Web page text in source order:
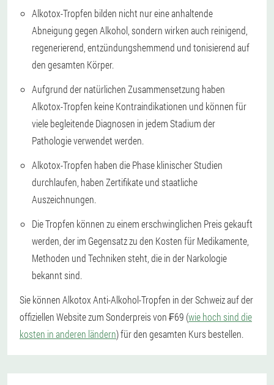
Alkotox-Tropfen bilden nicht nur eine anhaltende
Abneigung gegen Alkohol, sondern wirken auch reinigend,
regenerierend, entzündungshemmend und tonisierend auf
den gesamten Körper.
Aufgrund der natürlichen Zusammensetzung haben
Alkotox-Tropfen keine Kontraindikationen und können für
viele begleitende Diagnosen in jedem Stadium der
Pathologie verwendet werden.
Alkotox-Tropfen haben die Phase klinischer Studien
durchlaufen, haben Zertifikate und staatliche
Auszeichnungen.
Die Tropfen können zu einem erschwinglichen Preis gekauft
werden, der im Gegensatz zu den Kosten für Medikamente,
Methoden und Techniken steht, die in der Narkologie
bekannt sind.
Sie können Alkotox Anti-Alkohol-Tropfen in der Schweiz auf der
offiziellen Website zum Sonderpreis von ₣69 (wie hoch sind die
kosten in anderen ländern) für den gesamten Kurs bestellen.